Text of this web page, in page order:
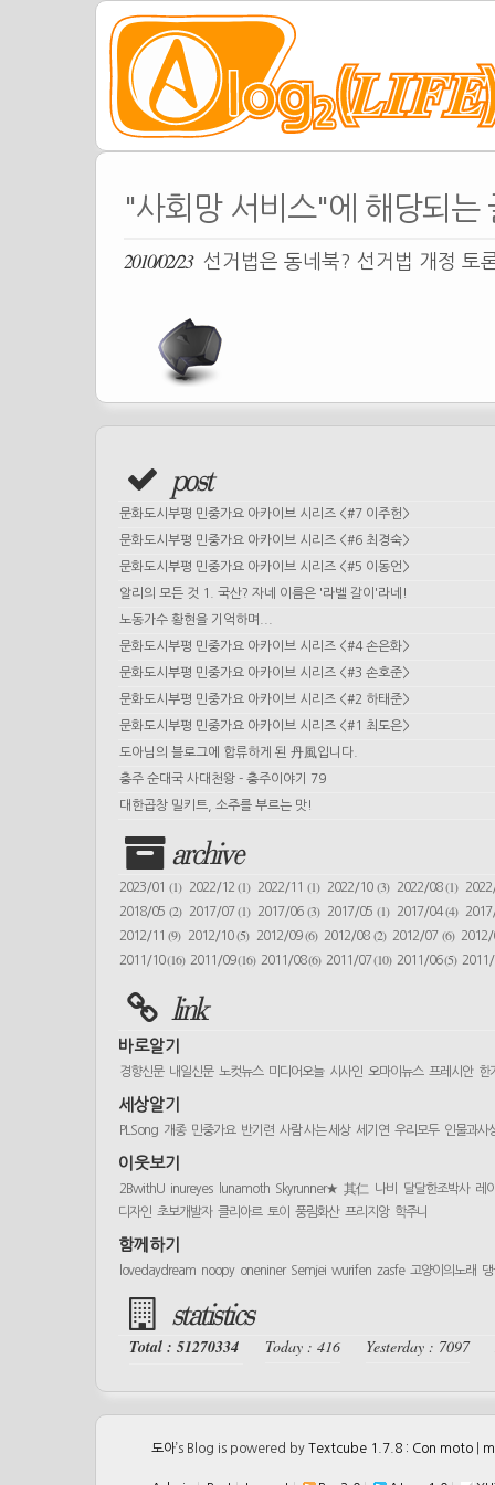
"사회망 서비스"에 해당되는
2010/02/23 선거법은 동네북? 선거법 개정 토
post
문화도시부평 민중가요 아카이브 시리즈 <#7 이주헌>
문화도시부평 민중가요 아카이브 시리즈 <#6 최경숙>
문화도시부평 민중가요 아카이브 시리즈 <#5 이동언>
알리의 모든 것 1. 국산? 자네 이름은 '라벨 갈이'라네!
노동가수 황현을 기억하며...
문화도시부평 민중가요 아카이브 시리즈 <#4 손은화>
문화도시부평 민중가요 아카이브 시리즈 <#3 손호준>
문화도시부평 민중가요 아카이브 시리즈 <#2 하태준>
문화도시부평 민중가요 아카이브 시리즈 <#1 최도은>
도아님의 블로그에 합류하게 된 丹風입니다.
충주 순대국 사대천왕 - 충주이야기 79
대한곱창 밀키트, 소주를 부르는 맛!
archive
2023/01 (1) 2022/12(1) 2022/11(1) 2022/10 (3) 2022/08(1)
2018/05 (2) 2017/07(1) 2017/06(3) 2017/05 (1) 2017/04(4)
2012/11(9) 2012/10(5) 2012/09(6) 2012/08 (2) 2012/07 (6)
2011/10(16) 2011/09(16) 2011/08(6) 2011/07(10) 2011/06(5)
link
바로알기
경향신문 내일신문 노컷뉴스 미디어오늘 시사인 오마이뉴스 프레시안 한
세상알기
PLSong 개종 민중가요 반기련 사람 사는 세상 세기연 우리모두 인물과사
이웃보기
2BwithU inureyes lunamoth Skyrunner★ 其仁 나비 달달한조박사 레
디자인 초보개발자 클리아르 토이 풍림화산 프리지앙 학주니
함께하기
lovedaydream noopy oneniner Semjei wurifen zasfe 고양이의노래
statistics
Total : 51270334 Today : 416 Yesterday : 7097
도아’s Blog is powered by Textcube 1.7.8 : Con moto